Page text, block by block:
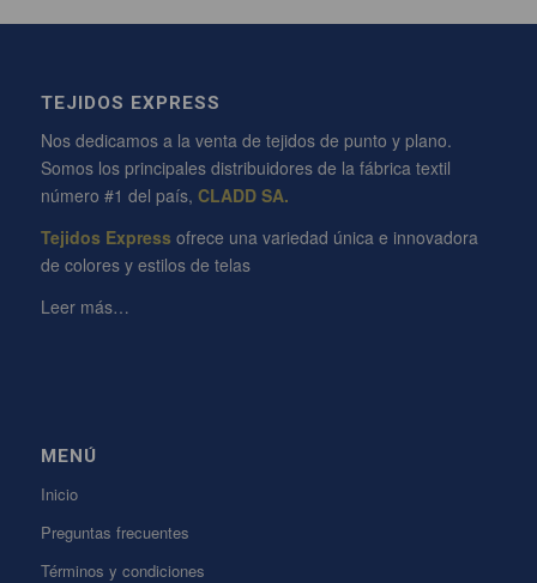
TEJIDOS EXPRESS
Nos dedicamos a la venta de tejidos de punto y plano.
Somos los principales distribuidores de la fábrica textil
número #1 del país, CLADD SA.
Tejidos Express ofrece una variedad única e innovadora
de colores y estilos de telas
Leer más…
MENÚ
Inicio
Preguntas frecuentes
Términos y condiciones